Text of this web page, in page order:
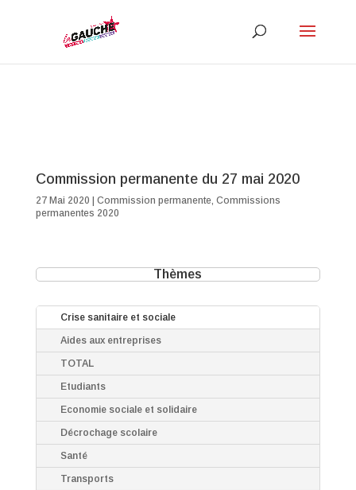
Commission permanente du 27 mai 2020
27 Mai 2020 Commission permanente, Commissions
permanentes 2020
Thèmes
Crise sanitaire et sociale
Aides aux entreprises
TOTAL
Etudiants
Economie sociale et solidaire
Décrochage scolaire
Santé
Transports